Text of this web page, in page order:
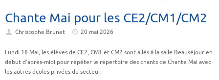
Chante Mai pour les CE2/CM1/CM2
Christophe Brunet 20 mai 2026
Lundi 18 Mai, les élèves de CE2, CM1 et CM2 sont allés à la salle Beauséjour en
début d’après-midi pour répéter le répertoire des chants de Chante Mai avec
les autres écoles privées du secteur.